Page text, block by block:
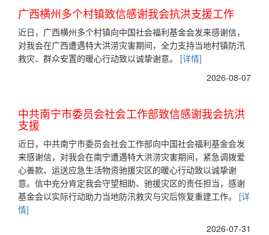
内控制度
信息公开
广西横州多个村镇致信感谢我会抗洪支援工作
近日，广西横州多个村镇向中国社会福利基金会发来感谢信，
对我会在广西遭遇特大洪涝灾害期间，全力支持当地村镇防汛
救灾、群众安置的暖心行动致以诚挚谢意。 [详情]
2026-08-07
中共南宁市委员会社会工作部致信感谢我会抗洪
支援
近日，中共南宁市委员会社会工作部向中国社会福利基金会发
来感谢信，对我会在南宁遭遇特大洪涝灾害期间，紧急调拨爱
心善款、运送应急生活物资驰援灾区的暖心行动致以诚挚谢
意。信中充分肯定我会守望相助、驰援灾区的责任担当，感谢
基金会以实际行动助力当地防汛救灾与灾后恢复重建工作。 [详
情]
2026-07-31